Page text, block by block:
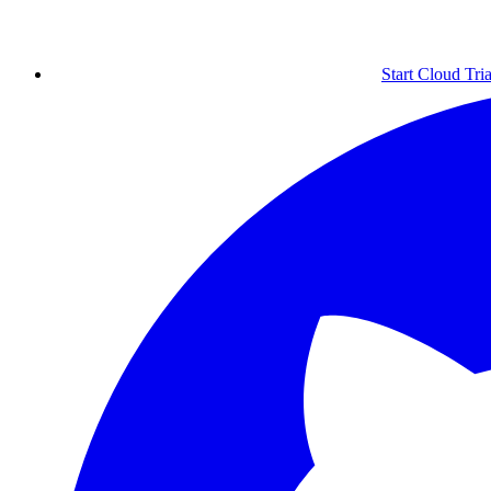
Start Cloud